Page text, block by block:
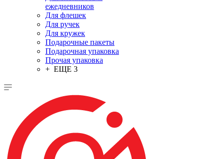
ежедневников
Для флешек
Для ручек
Для кружек
Подарочные пакеты
Подарочная упаковка
Прочая упаковка
+ ЕЩЕ 3